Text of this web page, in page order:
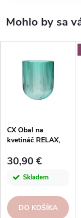
CX Obal na
kvetináč RELAX,
zelená|Kaheku
30,90 €
Skladem
DO KOŠÍKA